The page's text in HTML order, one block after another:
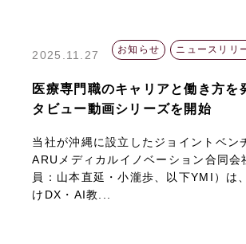
2025.11.27 お知らせ ニュースリリ
医療専門職のキャリアと働き方を
タビュー動画シリーズを開始
当社が沖縄に設立したジョイントベン
ARUメディカルイノベーション合同会
員：山本直延・小瀧歩、以下YMI）は
けDX・AI教...